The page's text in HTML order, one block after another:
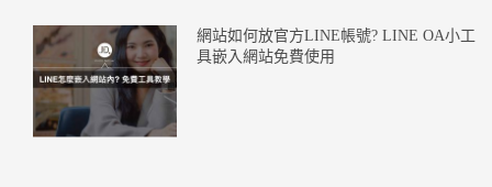
網站如何放官方LINE帳號? LINE OA小工
具嵌入網站免費使用